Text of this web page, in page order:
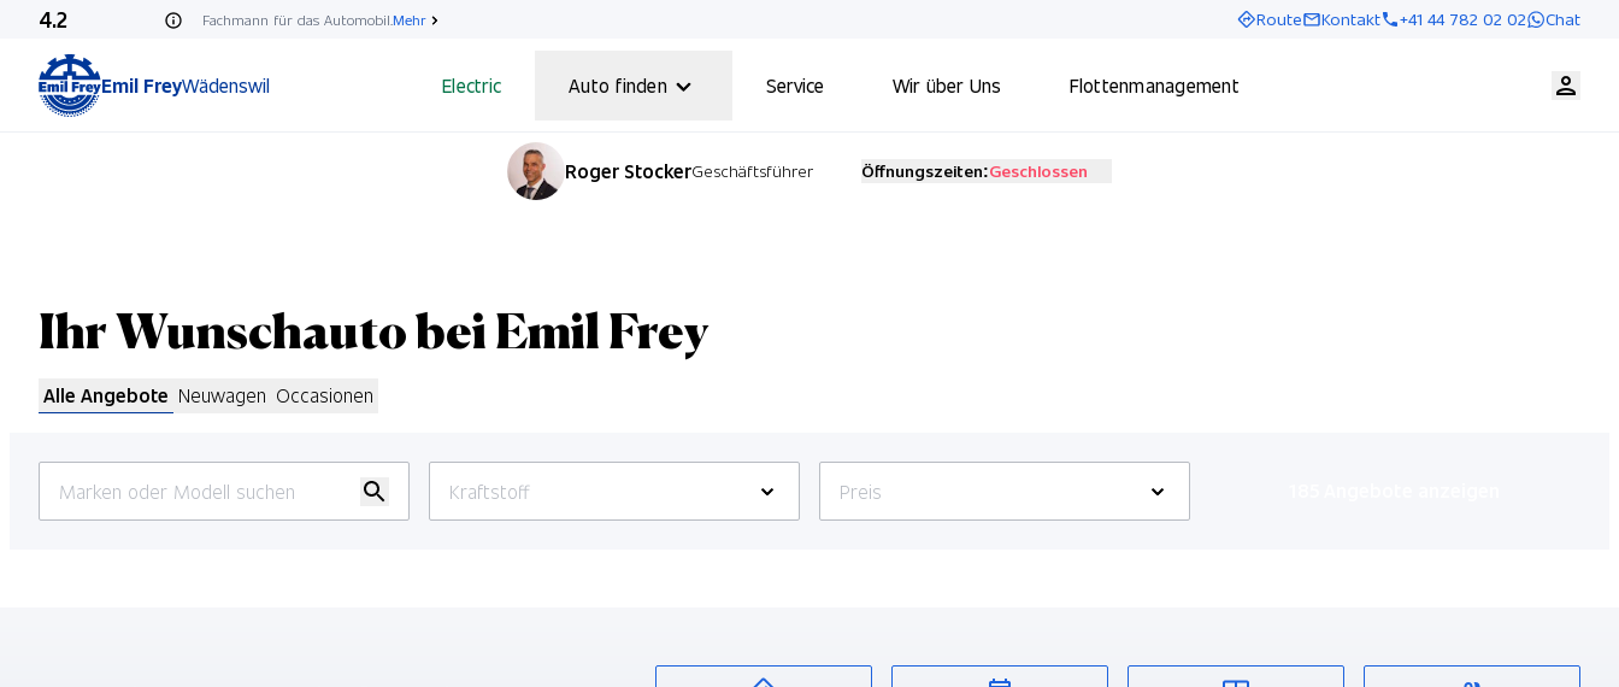
4.2 Fachmann für das Automobil. Mehr Route Kontakt +41 44 782 02 02 Chat
Emil FreyWädenswil Electric Auto finden Service Wir über Uns Flottenmanagement
Roger StockerGeschäftsführer Öffnungszeiten:Geschlossen
Ihr Wunschauto bei Emil Frey
Alle Angebote Neuwagen Occasionen
Kraftstoff Preis